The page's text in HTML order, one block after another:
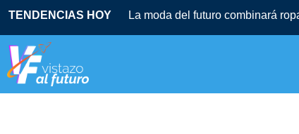
TENDENCIAS HOY La moda del futuro combinará